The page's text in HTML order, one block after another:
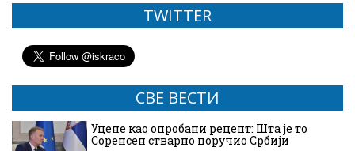
TWITTER
СВЕ ВЕСТИ
Уцене као опробани рецепт: Шта је то
Соренсен стварно поручио Србији